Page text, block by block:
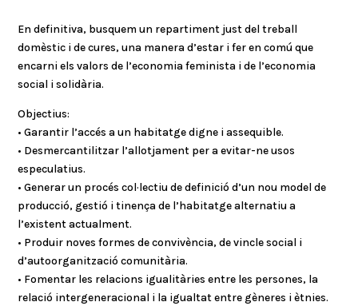
En definitiva, busquem un repartiment just del treball
domèstic i de cures, una manera d’estar i fer en comú que
encarni els valors de l’economia feminista i de l’economia
social i solidària.
Objectius:
• Garantir l’accés a un habitatge digne i assequible.
• Desmercantilitzar l’allotjament per a evitar-ne usos
especulatius.
• Generar un procés col·lectiu de definició d’un nou model de
producció, gestió i tinença de l’habitatge alternatiu a
l’existent actualment.
• Produir noves formes de convivència, de vincle social i
d’autoorganització comunitària.
• Fomentar les relacions igualitàries entre les persones, la
relació intergeneracional i la igualtat entre gèneres i ètnies.